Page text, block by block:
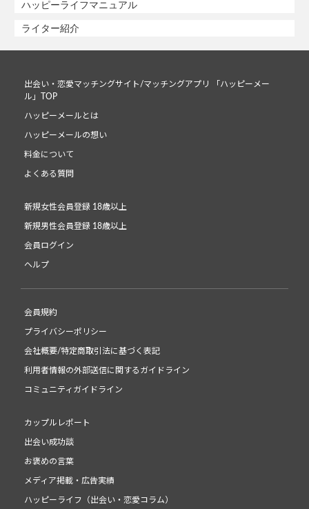
ハッピーライフマニュアル
ライター紹介
出会い・恋愛マッチングサイト/マッチングアプリ 「ハッピーメー
ル」TOP
ハッピーメールとは
ハッピーメールの想い
料金について
よくある質問
新規女性会員登録 18歳以上
新規男性会員登録 18歳以上
会員ログイン
ヘルプ
会員規約
プライバシーポリシー
会社概要/特定商取引法に基づく表記
利用者情報の外部送信に関するガイドライン
コミュニティガイドライン
カップルレポート
出会い成功談
お褒めの言葉
メディア掲載・広告実績
ハッピーライフ（出会い・恋愛コラム）